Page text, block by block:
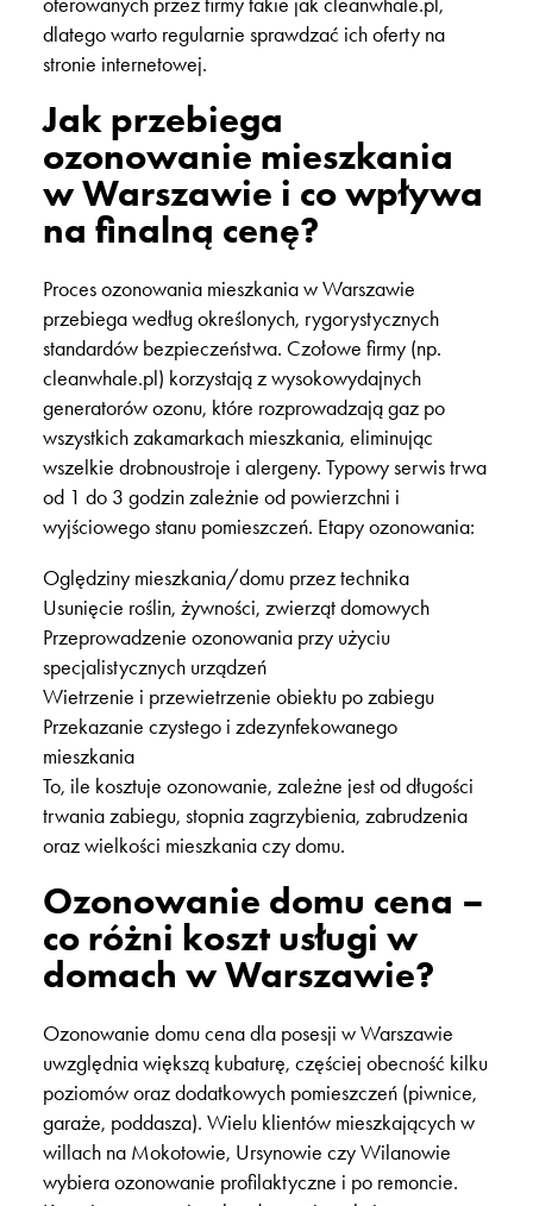
dlatego warto regularnie sprawdzać ich oferty na
stronie internetowej.
Jak przebiega
ozonowanie mieszkania
w Warszawie i co wpływa
na finalną cenę?
Proces ozonowania mieszkania w Warszawie
przebiega według określonych, rygorystycznych
standardów bezpieczeństwa. Czołowe firmy (np.
cleanwhale.pl) korzystają z wysokowydajnych
generatorów ozonu, które rozprowadzają gaz po
wszystkich zakamarkach mieszkania, eliminując
wszelkie drobnoustroje i alergeny. Typowy serwis trwa
od 1 do 3 godzin zależnie od powierzchni i
wyjściowego stanu pomieszczeń. Etapy ozonowania:
Oględziny mieszkania/domu przez technika
Usunięcie roślin, żywności, zwierząt domowych
Przeprowadzenie ozonowania przy użyciu
specjalistycznych urządzeń
Wietrzenie i przewietrzenie obiektu po zabiegu
Przekazanie czystego i zdezynfekowanego
mieszkania
To, ile kosztuje ozonowanie, zależne jest od długości
trwania zabiegu, stopnia zagrzybienia, zabrudzenia
oraz wielkości mieszkania czy domu.
Ozonowanie domu cena –
co różni koszt usługi w
domach w Warszawie?
Ozonowanie domu cena dla posesji w Warszawie
uwzględnia większą kubaturę, częściej obecność kilku
poziomów oraz dodatkowych pomieszczeń (piwnice,
garaże, poddasza). Wielu klientów mieszkających w
willach na Mokotowie, Ursynowie czy Wilanowie
wybiera ozonowanie profilaktyczne i po remoncie.